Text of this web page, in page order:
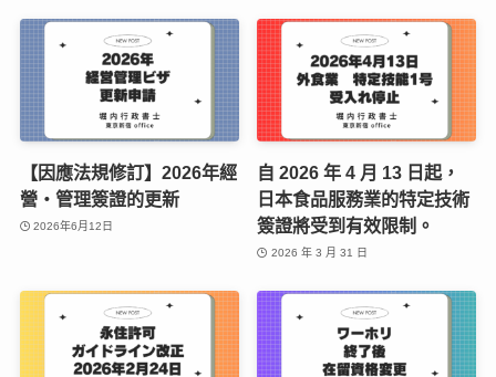
【因應法規修訂】2026年經
營・管理簽證的更新
2026年6月12日
自 2026 年 4 月 13 日起，
日本食品服務業的特定技術
簽證將受到有效限制。
2026 年 3 月 31 日